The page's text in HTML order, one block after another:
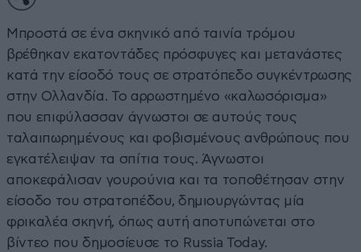
Μπροστά σε ένα σκηνικό από ταινία τρόμου
βρέθηκαν εκατοντάδες πρόσφυγες και μετανάστες
κατά την είσοδό τους σε στρατόπεδο συγκέντρωσης
στην Ολλανδία. Το αρρωστημένο «καλωσόρισμα»
που επιφύλασσαν άγνωστοι σε αυτούς τους
ταλαιπωρημένους και φοβισμένους ανθρώπους που
εγκατέλειψαν τα σπίτια τους. Άγνωστοι
αποκεφάλισαν γουρούνια και τα τοποθέτησαν στην
είσοδο του στρατοπέδου, δημιουργώντας μία
φρικαλέα σκηνή, όπως αυτή αποτυπώνεται στο
βίντεο που δημοσίευσε το Russia Today.